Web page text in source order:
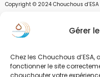
Gérer
Chez les Chouchous
fonctionner le site
chouchouter votre
Copyright © 2024 Chouchous
Les chouchous d’Esa vous
pluie, et des moyens pour
Soleil et Air nous proposons
l’air par photocatalyse ou